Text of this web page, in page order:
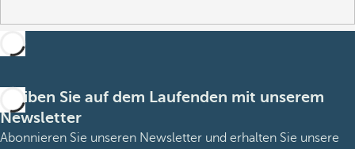
Bleiben Sie auf dem Laufenden mit unserem
Newsletter
Abonnieren Sie unseren Newsletter und erhalten Sie unsere